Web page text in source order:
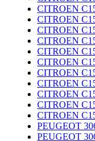
CITROEN
CITROEN
CITROEN
CITROEN
CITROEN
CITROEN
CITROEN
CITROEN
CITROEN
CITROEN
CITROEN
PEUGEOT
PEUGEOT